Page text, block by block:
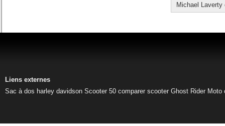
Michael
Liens externes
Sac à dos harley davidson Scooter 50 comparer scooter Ghost Rider Moto